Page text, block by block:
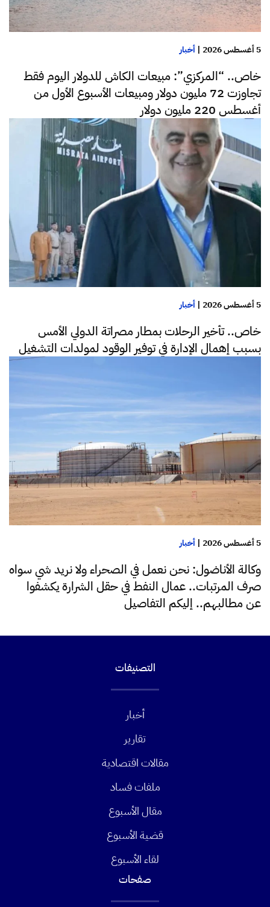
5 أغسطس 2026 | أخبار
خاص.. “المركزي”: مبيعات الكاش للدولار اليوم فقط
تجاوزت 72 مليون دولار ومبيعات الأسبوع الأول من
أغسطس 220 مليون دولار
5 أغسطس 2026 | أخبار
خاص.. تأخير الرحلات بمطار مصراتة الدولي الأمس
بسبب إهمال الإدارة في توفير الوقود لمولدات التشغيل
5 أغسطس 2026 | أخبار
وكالة الأناضول: نحن نعمل في الصحراء ولا نريد شي سواه
صرف المرتبات.. عمال النفط في حقل الشرارة يكشفوا
عن مطالبهم.. إليكم التفاصيل
التصنيفات
أخبار
تقارير
مقالات اقتصادية
ملفات فساد
مقال الأسبوع
قضية الأسبوع
لقاء الأسبوع
صفحات